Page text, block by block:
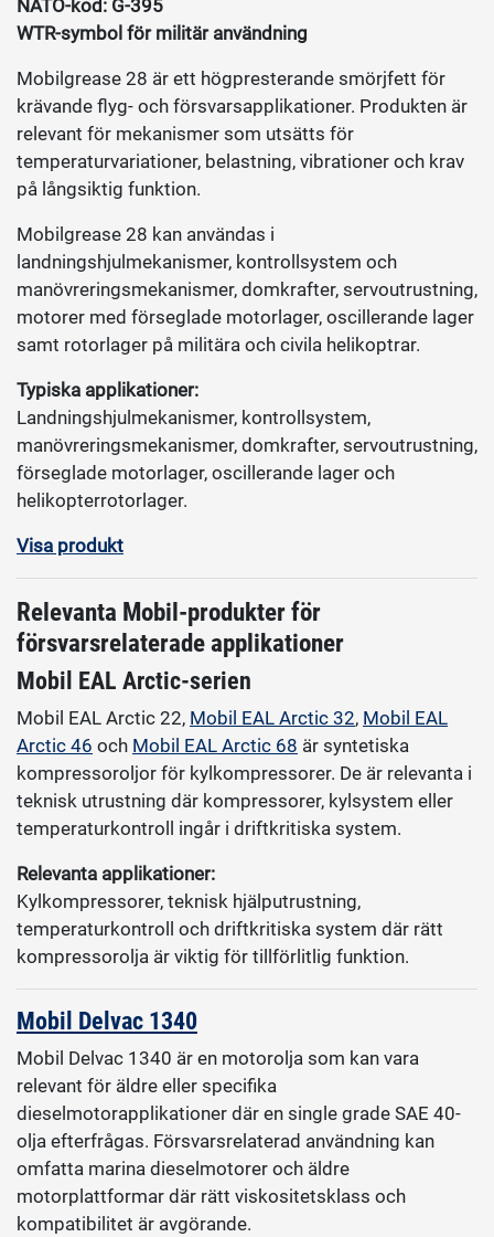
NATO-kod: G-395
WTR-symbol för militär användning
Mobilgrease 28 är ett högpresterande smörjfett för
krävande flyg- och försvarsapplikationer. Produkten är
relevant för mekanismer som utsätts för
temperaturvariationer, belastning, vibrationer och krav
på långsiktig funktion.
Mobilgrease 28 kan användas i
landningshjulmekanismer, kontrollsystem och
manövreringsmekanismer, domkrafter, servoutrustning,
motorer med förseglade motorlager, oscillerande lager
samt rotorlager på militära och civila helikoptrar.
Typiska applikationer:
Landningshjulmekanismer, kontrollsystem,
manövreringsmekanismer, domkrafter, servoutrustning,
förseglade motorlager, oscillerande lager och
helikopterrotorlager.
Visa produkt
Relevanta Mobil-produkter för
försvarsrelaterade applikationer
Mobil EAL Arctic-serien
Mobil EAL Arctic 22, Mobil EAL Arctic 32, Mobil EAL
Arctic 46 och Mobil EAL Arctic 68 är syntetiska
kompressoroljor för kylkompressorer. De är relevanta i
teknisk utrustning där kompressorer, kylsystem eller
temperaturkontroll ingår i driftkritiska system.
Relevanta applikationer:
Kylkompressorer, teknisk hjälputrustning,
temperaturkontroll och driftkritiska system där rätt
kompressorolja är viktig för tillförlitlig funktion.
Mobil Delvac 1340
Mobil Delvac 1340 är en motorolja som kan vara
relevant för äldre eller specifika
dieselmotorapplikationer där en single grade SAE 40-
olja efterfrågas. Försvarsrelaterad användning kan
omfatta marina dieselmotorer och äldre
motorplattformar där rätt viskositetsklass och
kompatibilitet är avgörande.